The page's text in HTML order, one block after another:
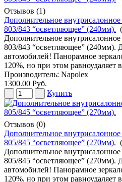
Отзывов (1)
Дополнительное
803/843 “осветляющее” (240мм).
Дополнительное
803/843 “осветляющее” (240мм).
автомобилей! Панорамное
120%, но при этом равноудаляет
Производитель: Napolex
1300.00 Руб.
Купить
Отзывов (0)
Дополнительное
805/845 “осветляющее” (270мм).
Дополнительное
805/845 “осветляющее” (270мм).
автомобилей! Панорамное
120%, но при этом равноудаляет